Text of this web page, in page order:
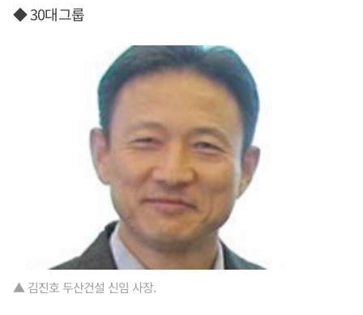
◆ 30대그룹
▲ 김진호 두산건설 신임 사장.